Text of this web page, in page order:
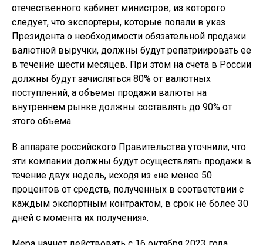
отечественного кабинет министров, из которого
следует, что экспортеры, которые попали в указ
Президента о необходимости обязательной продажи
валютной выручки, должны будут репатриировать ее
в течение шести месяцев. При этом на счета в России
должны будут зачисляться 80% от валютных
поступлений, а объемы продажи валюты на
внутреннем рынке должны составлять до 90% от
этого объема.
В аппарате российского Правительства уточнили, что
эти компании должны будут осуществлять продажи в
течение двух недель, исходя из «не менее 50
процентов от средств, полученных в соответствии с
каждым экспортным контрактом, в срок не более 30
дней с момента их получения».